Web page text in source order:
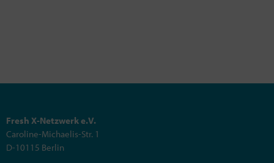
Fresh X-Netzwerk e.V.
Caroline-Michaelis-Str. 1
D-10115 Berlin